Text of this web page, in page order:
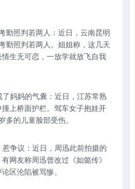
勤照判若两人：近日，云南昆明
勤照判若两人。姐姐称，这几天
生无可恋，一放学就放飞自我
了妈妈的气囊：近日，江苏常熟
上桥面护栏。驾车女子抱娃开
多的儿童脸部受伤。
争议：近日，周迅此前拍摄的
网友称周迅曾改过《如懿传》
区沦陷被骂惨。